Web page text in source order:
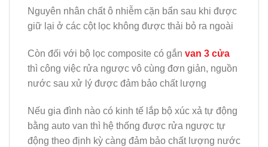
Nguyên nhân chất ô nhiễm cặn bẩn sau khi được
giữ lại ở các cột lọc không được thải bỏ ra ngoài
Còn đối với bộ lọc composite có gắn van 3 cửa
thì công việc rửa ngược vô cùng đơn giản, nguồn
nước sau xử lý được đảm bảo chất lượng
Nếu gia đình nào có kinh tế lắp bộ xúc xả tự động
bằng auto van thì hệ thống được rửa ngược tự
động theo định kỳ càng đảm bảo chất lượng nước